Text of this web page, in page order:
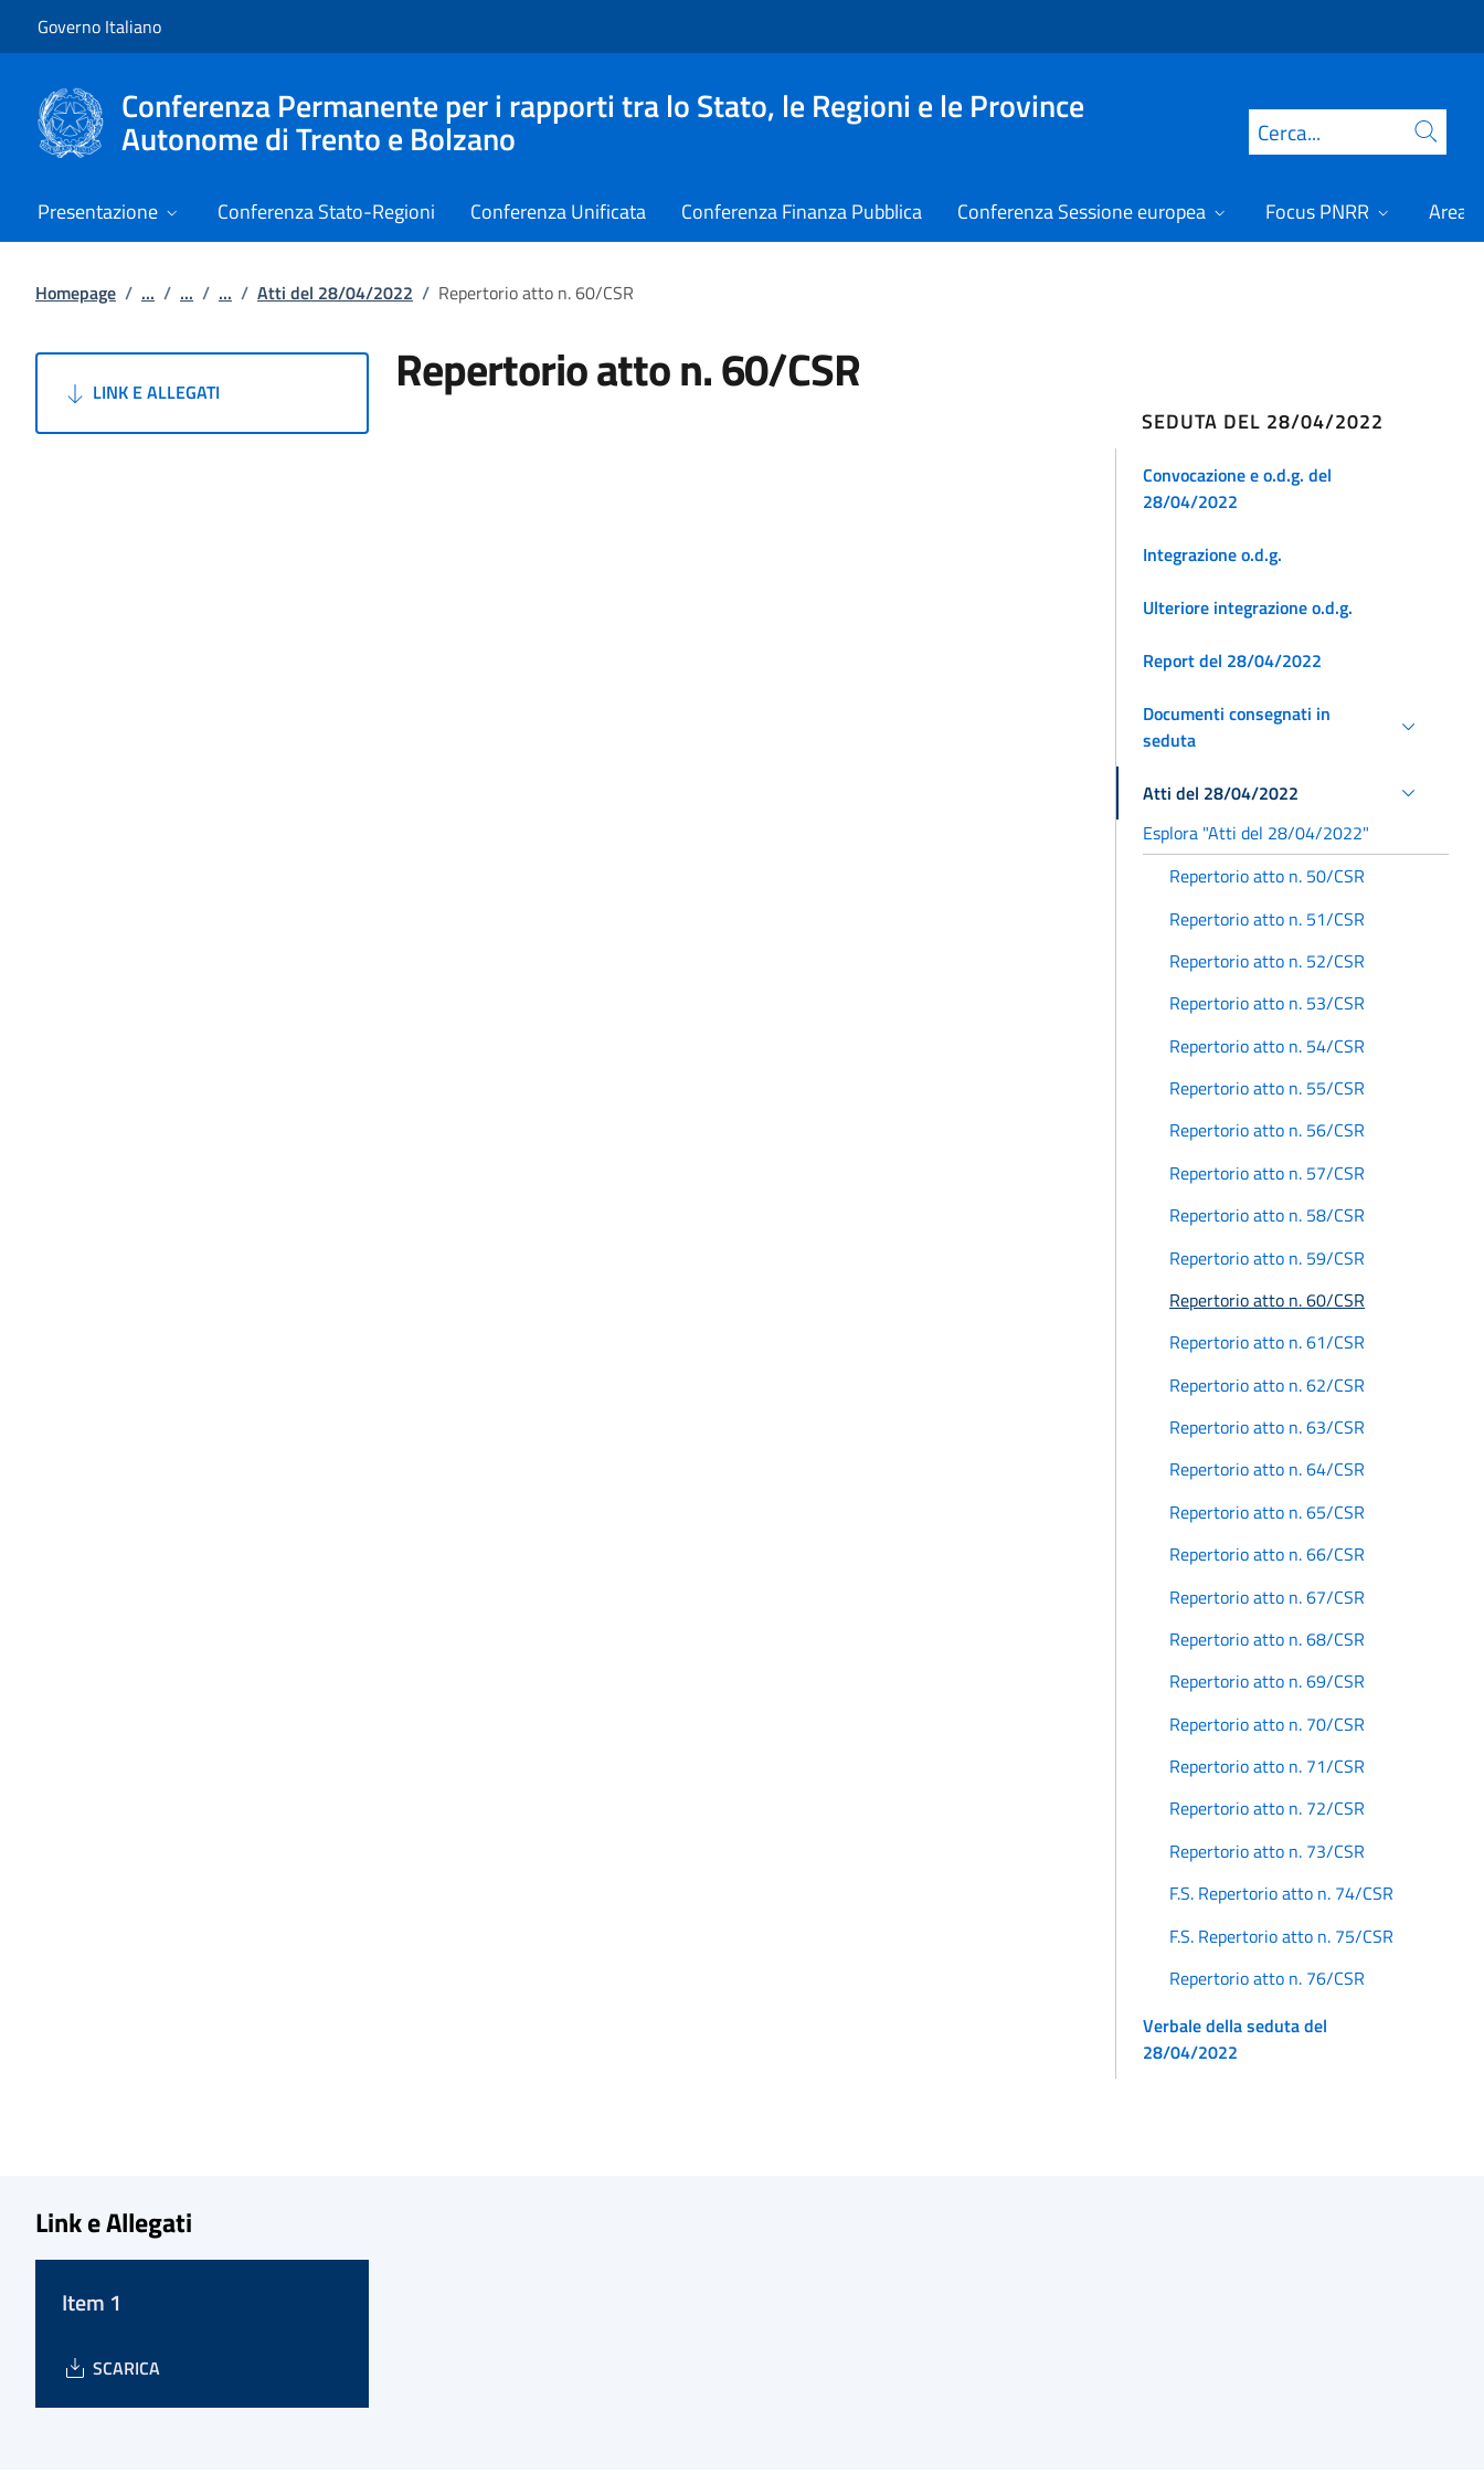
Governo Italiano
Conferenza Permanente per i rapporti tra lo Stato, le Regioni e le Province
Autonome di Trento e Bolzano Cerca
Presentazione Conferenza Stato-Regioni Conferenza Unificata Conferenza Finanza Pubblica Conferenza Sessione europea Focus PNRR Area
Homepage / ... / ... / ... / Atti del 28/04/2022 / Repertorio atto n. 60/CSR
LINK E ALLEGATI Repertorio atto n. 60/CSR
SEDUTA DEL 28/04/2022
Convocazione e o.d.g. del
28/04/2022
Integrazione o.d.g.
Ulteriore integrazione o.d.g.
Report del 28/04/2022
Documenti consegnati in
seduta
Atti del 28/04/2022
Esplora "Atti del 28/04/2022"
Repertorio atto n. 50/CSR
Repertorio atto n. 51/CSR
Repertorio atto n. 52/CSR
Repertorio atto n. 53/CSR
Repertorio atto n. 54/CSR
Repertorio atto n. 55/CSR
Repertorio atto n. 56/CSR
Repertorio atto n. 57/CSR
Repertorio atto n. 58/CSR
Repertorio atto n. 59/CSR
Repertorio atto n. 60/CSR
Repertorio atto n. 61/CSR
Repertorio atto n. 62/CSR
Repertorio atto n. 63/CSR
Repertorio atto n. 64/CSR
Repertorio atto n. 65/CSR
Repertorio atto n. 66/CSR
Repertorio atto n. 67/CSR
Repertorio atto n. 68/CSR
Repertorio atto n. 69/CSR
Repertorio atto n. 70/CSR
Repertorio atto n. 71/CSR
Repertorio atto n. 72/CSR
Repertorio atto n. 73/CSR
F.S. Repertorio atto n. 74/CSR
F.S. Repertorio atto n. 75/CSR
Repertorio atto n. 76/CSR
Verbale della seduta del
28/04/2022
Link e Allegati
Item 1
SCARICA